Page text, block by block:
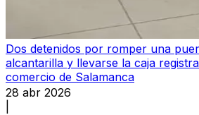
Dos detenidos por romper una
alcantarilla y llevarse la caja
comercio de Salamanca
28 abr 2026